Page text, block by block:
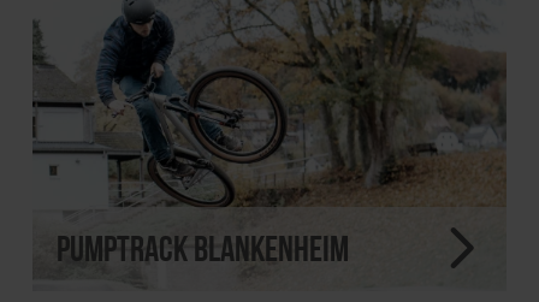
Pumptrack Blankenheim